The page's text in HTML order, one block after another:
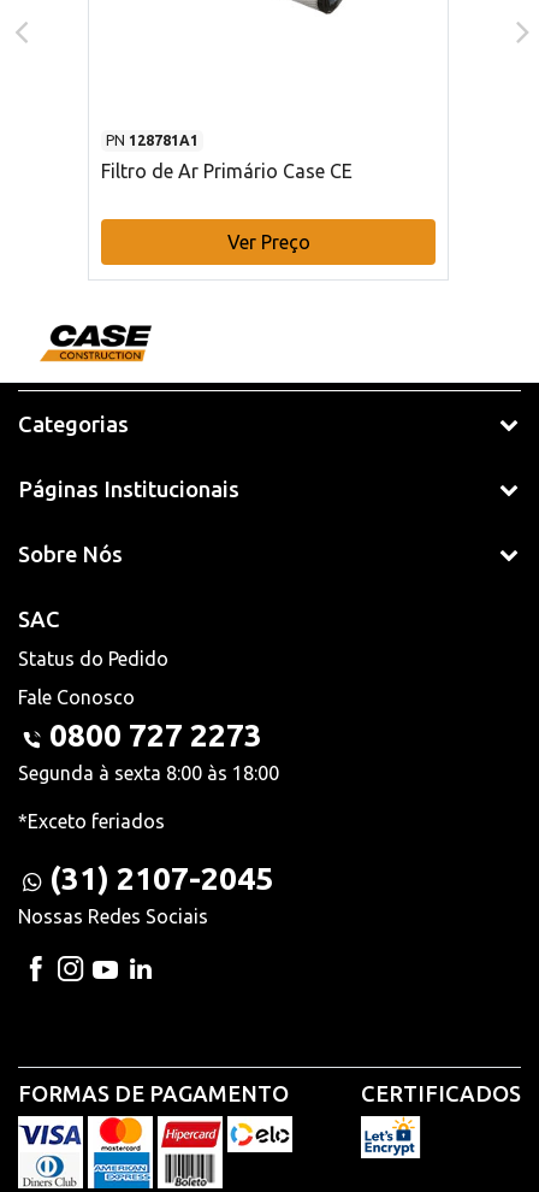
PN 128781A1
Filtro de Ar Primário Case CE
Ver Preço
Categorias
Páginas Institucionais
Sobre Nós
SAC
Status do Pedido
Fale Conosco
0800 727 2273
Segunda à sexta 8:00 às 18:00
*Exceto feriados
(31) 2107-2045
Nossas Redes Sociais
FORMAS DE PAGAMENTO CERTIFICADOS